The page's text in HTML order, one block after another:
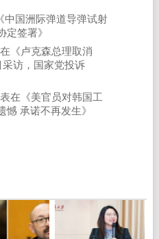
中国洲际弹道导弹试射
定签署》
《卢克森总理取消
访，国家党投诉
在《美官员对韩国工
憾 承诺不再发生》